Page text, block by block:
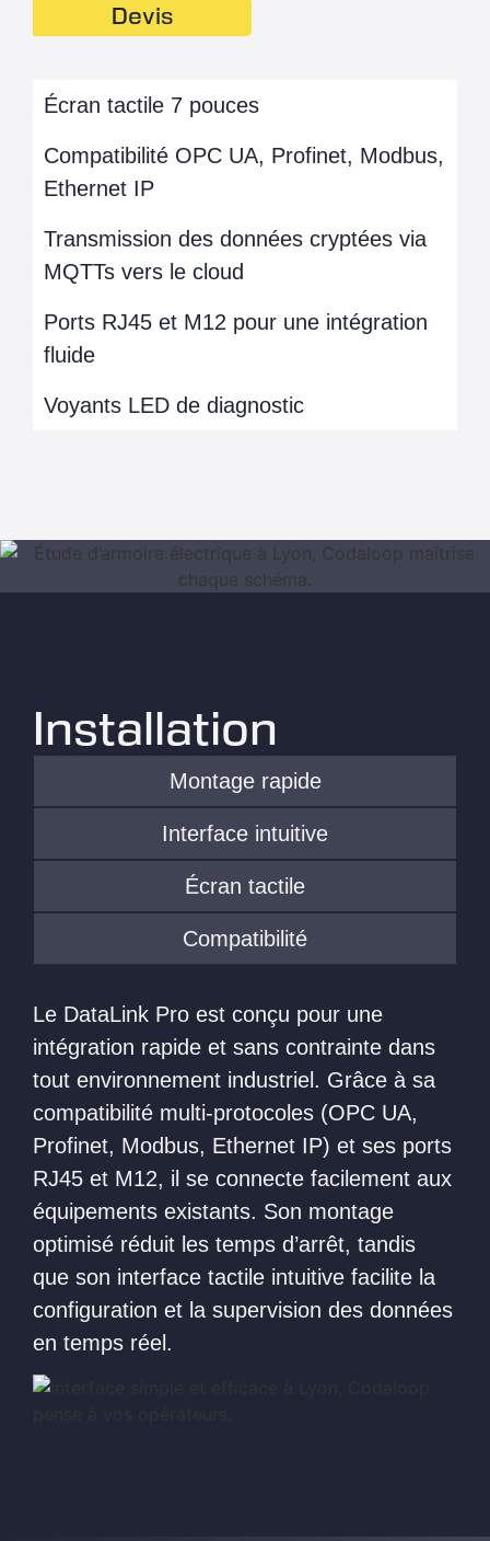
Devis
Écran tactile 7 pouces
Compatibilité OPC UA, Profinet, Modbus,
Ethernet IP
Transmission des données cryptées via
MQTTs vers le cloud
Ports RJ45 et M12 pour une intégration
fluide
Voyants LED de diagnostic
Installation
Montage rapide
Interface intuitive
Écran tactile
Compatibilité
Le DataLink Pro est conçu pour une
intégration rapide et sans contrainte dans
tout environnement industriel. Grâce à sa
compatibilité multi-protocoles (OPC UA,
Profinet, Modbus, Ethernet IP) et ses ports
RJ45 et M12, il se connecte facilement aux
équipements existants. Son montage
optimisé réduit les temps d’arrêt, tandis
que son interface tactile intuitive facilite la
configuration et la supervision des données
en temps réel.